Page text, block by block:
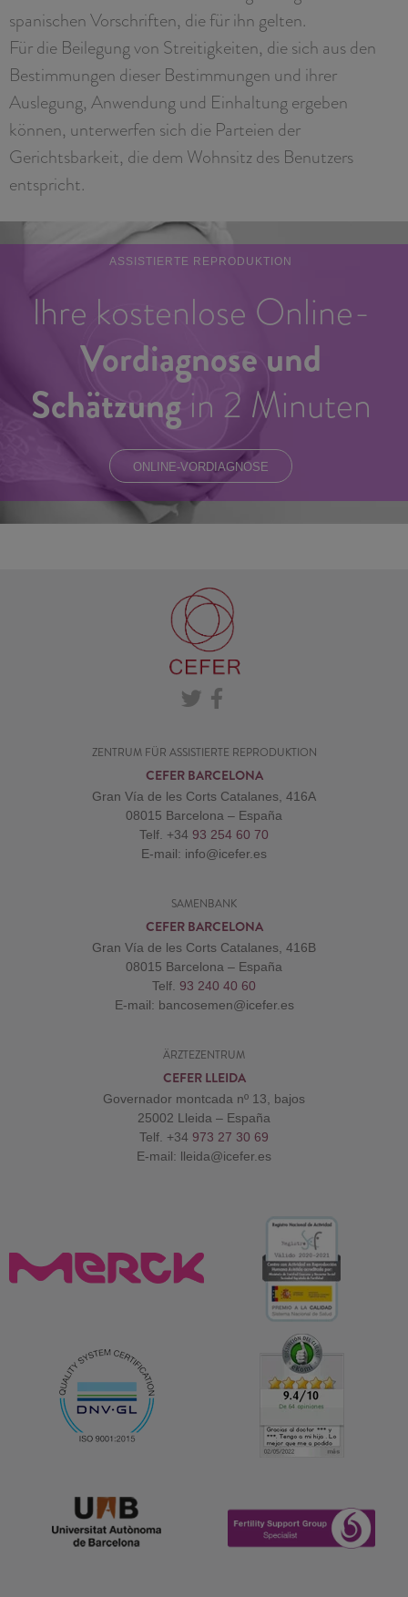
spanischen Vorschriften, die für ihn gelten.
Für die Beilegung von Streitigkeiten, die sich aus den
Bestimmungen dieser Bestimmungen und ihrer
Auslegung, Anwendung und Einhaltung ergeben
können, unterwerfen sich die Parteien der
Gerichtsbarkeit, die dem Wohnsitz des Benutzers
entspricht.
ASSISTIERTE REPRODUKTION
Ihre kostenlose Online-
Vordiagnose und
Schätzungin 2 Minuten
ONLINE-VORDIAGNOSE
ZENTRUM FÜR ASSISTIERTE REPRODUKTION
CEFER BARCELONA
Gran Vía de les Corts Catalanes, 416A
08015 Barcelona – España
Telf. +34 93 254 60 70
E-mail: info@icefer.es
SAMENBANK
CEFER BARCELONA
Gran Vía de les Corts Catalanes, 416B
08015 Barcelona – España
Telf. 93 240 40 60
E-mail: bancosemen@icefer.es
ÄRZTEZENTRUM
CEFER LLEIDA
Governador montcada nº 13, bajos
25002 Lleida – España
Telf. +34 973 27 30 69
E-mail: lleida@icefer.es